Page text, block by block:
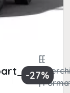
[[
|
-27%